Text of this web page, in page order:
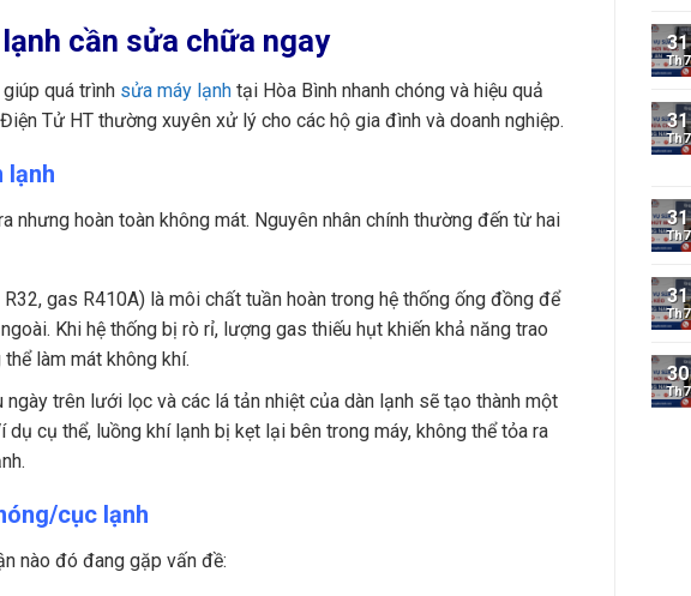
cần sửa chữa ngay
quá trình sửa máy lạnh tại Hòa Bình nhanh chóng và hiệu quả
Tử HT thường xuyên xử lý cho các hộ gia đình và doanh nghiệp.
lạnh
hoàn toàn không mát. Nguyên nhân chính thường đến từ hai
gas R410A) là môi chất tuần hoàn trong hệ thống ống đồng để
Khi hệ thống bị rò rỉ, lượng gas thiếu hụt khiến khả năng trao
làm mát không khí.
trên lưới lọc và các lá tản nhiệt của dàn lạnh sẽ tạo thành một
cụ thể, luồng khí lạnh bị kẹt lại bên trong máy, không thể tỏa ra
cục lạnh
nào đó đang gặp vấn đề:
31
Th7
31
Th7
31
Th7
31
Th7
30
Th7